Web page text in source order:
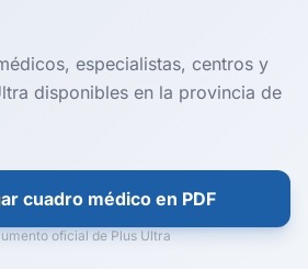
especialistas, centros y
disponibles en la provincia de
cuadro médico en PDF
oficial de Plus Ultra